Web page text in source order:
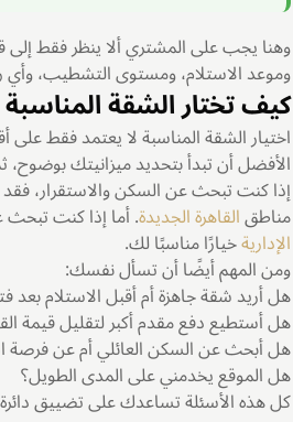
وهنا يجب على المشتري ألا ينظر فقط إلى
وموعد الاستلام، ومستوى التشطيب، وأي
كيف تختار الشقة
اختيار الشقة المناسبة لا يعتمد فقط
الأفضل أن تبدأ بتحديد ميزانيتك بوضوح،
إذا كنت تبحث عن السكن والاستقرار،
مناطقالقاهرة الجديدة. أما إذا كنت
الإداريةخيارًا مناسبًا لك.
ومن المهم أيضًا أن تسأل نفسك:
هل أريد شقة جاهزة أم أقبل الاستلام بعد
هل أستطيع دفع مقدم أكبر لتقليل قيمة
هل أبحث عن السكن العائلي أم عن فرصة
هل الموقع يخدمني على المدى الطويل؟
كل هذه الأسئلة تساعدك على تضييق دائرة